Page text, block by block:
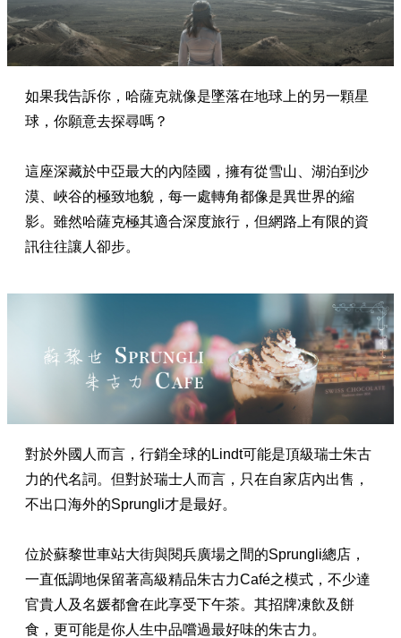
如果我告訴你，哈薩克就像是墜落在地球上的另一顆星
球，你願意去探尋嗎？
這座深藏於中亞最大的內陸國，擁有從雪山、湖泊到沙
漠、峽谷的極致地貌，每一處轉角都像是異世界的縮
影。雖然哈薩克極其適合深度旅行，但網路上有限的資
訊往往讓人卻步。
對於外國人而言，行銷全球的Lindt可能是頂級瑞士朱古
力的代名詞。但對於瑞士人而言，只在自家店內出售，
不出口海外的Sprungli才是最好。
位於蘇黎世車站大街與閱兵廣場之間的Sprungli總店，
一直低調地保留著高級精品朱古力Café之模式，不少達
官貴人及名媛都會在此享受下午茶。其招牌凍飲及餅
食，更可能是你人生中品嚐過最好味的朱古力。